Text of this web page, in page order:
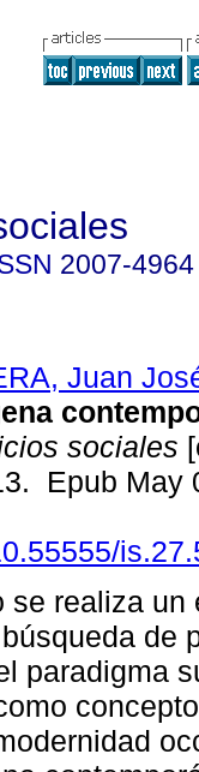
2007-4964
Juan
sociales
Epub May
se realiza un
de
paradigma